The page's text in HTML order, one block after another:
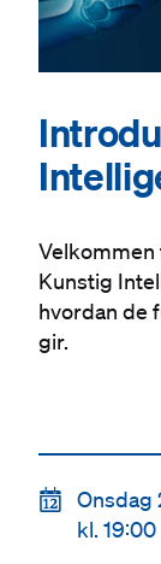
Velkommen
Kunstig
hvordan de
gir.
📆 Onsdag
kl. 19:00